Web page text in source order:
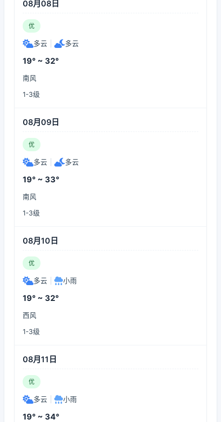
08月08日
优
多云 多云
19° ~ 32°
南风
1-3级
08月09日
优
多云 多云
19° ~ 33°
南风
1-3级
08月10日
优
多云 小雨
19° ~ 32°
西风
1-3级
08月11日
优
多云 小雨
19° ~ 34°